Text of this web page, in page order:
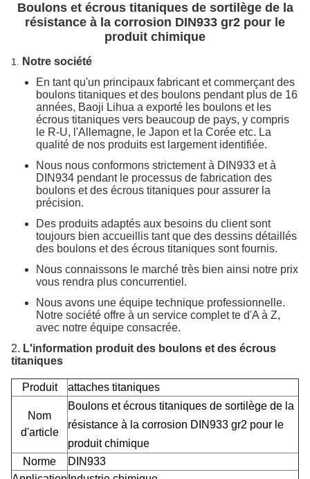
Boulons et écrous titaniques de sortilège de la
résistance à la corrosion DIN933 gr2 pour le
produit chimique
1.
Notre société
En tant qu'un principaux fabricant et commerçant des
boulons titaniques et des boulons pendant plus de 16
années, Baoji Lihua a exporté les boulons et les
écrous titaniques vers beaucoup de pays, y compris
le R-U, l'Allemagne, le Japon et la Corée etc. La
qualité de nos produits est largement identifiée.
Nous nous conformons strictement à DIN933 et à
DIN934 pendant le processus de fabrication des
boulons et des écrous titaniques pour assurer la
précision.
Des produits adaptés aux besoins du client sont
toujours bien accueillis tant que des dessins détaillés
des boulons et des écrous titaniques sont fournis.
Nous connaissons le marché très bien ainsi notre prix
vous rendra plus concurrentiel.
Nous avons une équipe technique professionnelle.
Notre société offre à un service complet te d'A à Z,
avec notre équipe consacrée.
2. L'information produit des boulons et des écrous
titaniques
Produit attaches titaniques
Nom
d'article
Boulons et écrous titaniques de sortilège de la
résistance à la corrosion DIN933 gr2 pour le
produit chimique
Norme
DIN933